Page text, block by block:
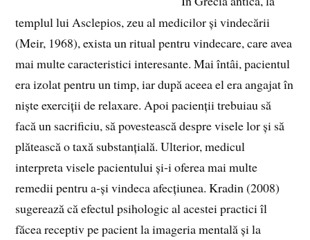
templul lui Asclepios, zeu al medicilor și vindecării
(Meir, 1968), exista un ritual pentru vindecare, care avea
mai multe caracteristici interesante. Mai întâi, pacientul
era izolat pentru un timp, iar după aceea el era angajat în
niște exerciții de relaxare. Apoi pacienții trebuiau să
facă un sacrificiu, să povestească despre visele lor și să
plătească o taxă substanțială. Ulterior, medicul
interpreta visele pacientului și‑i oferea mai multe
remedii pentru a‑și vindeca afecțiunea. Kradin (2008)
sugerează că efectul psihologic al acestei practici îl
făcea receptiv pe pacient la imageria mentală și la